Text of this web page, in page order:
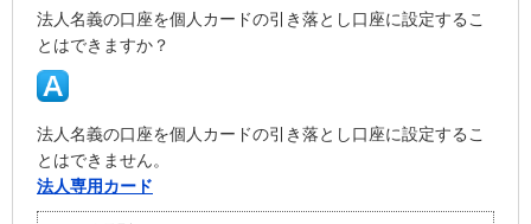
法人名義の口座を個人カードの引き落とし口座に設定するこ
とはできますか？
法人名義の口座を個人カードの引き落とし口座に設定するこ
とはできません。
法人専用カード